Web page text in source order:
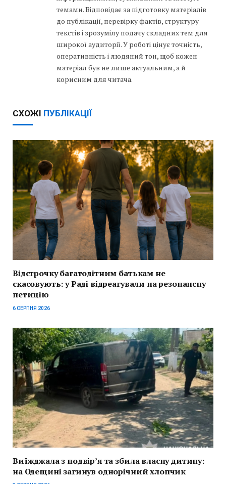
темами. Відповідає за підготовку матеріалів
до публікації, перевірку фактів, структуру
текстів і зрозумілу подачу складних тем для
широкої аудиторії. У роботі цінує точність,
оперативність і людяний тон, щоб кожен
матеріал був не лише актуальним, а й
корисним для читача.
СХОЖІ ПУБЛІКАЦІЇ
Відстрочку багатодітним батькам не
скасовують: у Раді відреагували на резонансну
петицію
6 СЕРПНЯ 2026
Виїжджала з подвір’я та збила власну дитину:
на Одещині загинув однорічний хлопчик